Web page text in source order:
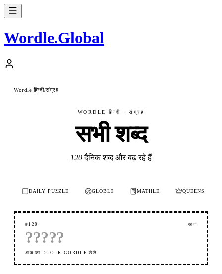
Wordle.Global
Wordle हिन्दी/संग्रह
WORDLE हिन्दी · संग्रह
सभी शब्द
120दैनिक शब्द और बढ़ रहे हैं
DAILY PUZZLE GLOBLE MATHLE QUEENS
#120 आज
?????
आज का DUOTRIGORDLE खेलें